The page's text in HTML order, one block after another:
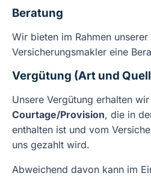
Beratung
Wir bieten im Rahmen
Versicherungsmakler eine
Vergütung (Art und
Unsere Vergütung erhalten
Courtage/Provision, die in
enthalten ist und vom
uns gezahlt wird.
Abweichend davon kann im